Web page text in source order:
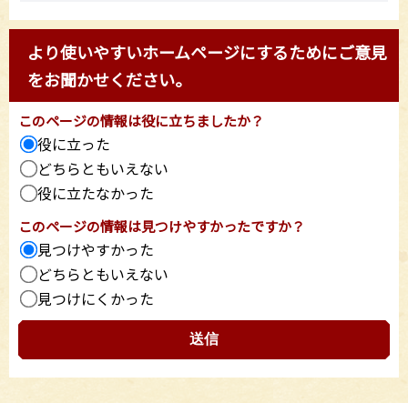
より使いやすいホームページにするためにご意見
をお聞かせください。
このページの情報は役に立ちましたか？
役に立った
どちらともいえない
役に立たなかった
このページの情報は見つけやすかったですか？
見つけやすかった
どちらともいえない
見つけにくかった